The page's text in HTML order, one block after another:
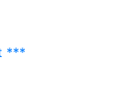
***